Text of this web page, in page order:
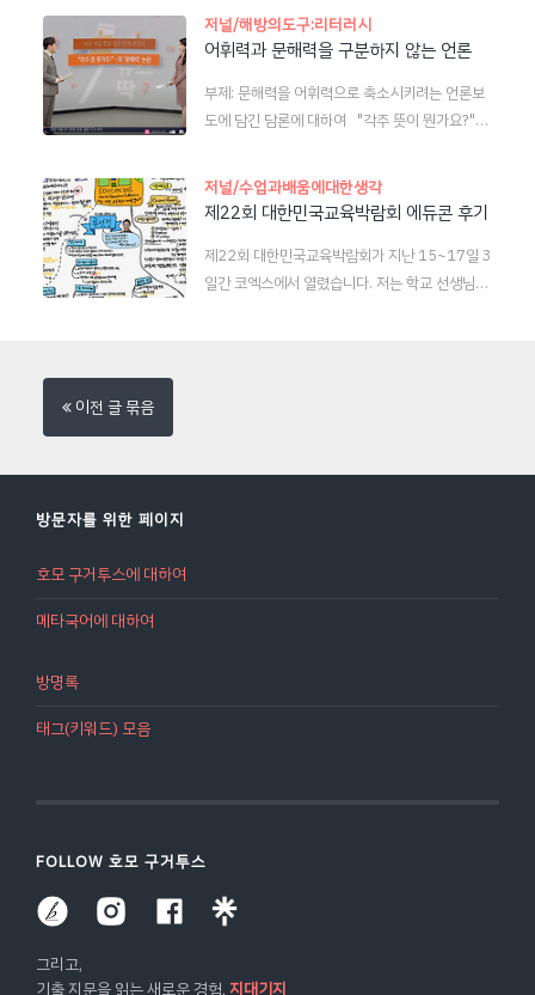
현한 부분이 적지 않은 것은 매우 유감이다. 실제
로 과세특을 써야 해서 너무 바쁘다는 학생들의 책
지가 눈에 띄었다. 다음은 여러 과목의 과세특 활
동지에서 공통적으로 관찰되는 질문의 리스트이
면 대중은 왜 못 알아봤을까? 연봉이나 학력, 유명
세가 필요 이상의 귄위로 우리 사회에 작동하는 것
로, 잠깐의 빛나는 순간으로만 사람을 평가하
면 안 된다. 꾸준히 하는 말과 행동을 살펴야 한
서 해 볼 만한 일이다. 서사 안팎의 흐름을 따져
서 캐릭터를 파악하고 학습자들끼리 서로 다른 점
을 하는 것이다. .또 하나는 이중 잣대를 경계하
는 것이다. 욕하는 행동도, 누군가에는 너그럽
저널/해방의도구:리터러시
어휘력과 문해력을 구분하지 않는 언론
부제: 문해력을 어휘력으로 축소시키려는 언론보
도에 담긴 담론에 대하여 "각주 뜻이 뭔가요?"…
만 어휘력 부족을 문해력 부족이라고 말하는 언론
과 일부 학자가 있다. 부분적으로는 그러하지만 전
모르는 자에 대한 혐오와 단어 몇 개 더 아는 것에
대한 우쭐거림을 넘어 선민의식만 양산할 뿐이다.
을 차별하거나 비난할..
저널/수업과배움에대한생각
제22회 대한민국교육박람회 에듀콘 후기
제22회 대한민국교육박람회가 지난 15~17일 3
일간 코엑스에서 열렸습니다. 저는 학교 선생님들
있는 기쁨을 누렸습니다. 첫째 날 올해 에듀콘의
이전 글 묶음
방문자를 위한 페이지
호모 구거투스에 대하여
메타국어에 대하여
방명록
태그(키워드) 모음
FOLLOW 호모 구거투스
그리고,
기출 지문을 읽는 새로운 경험,지대기지